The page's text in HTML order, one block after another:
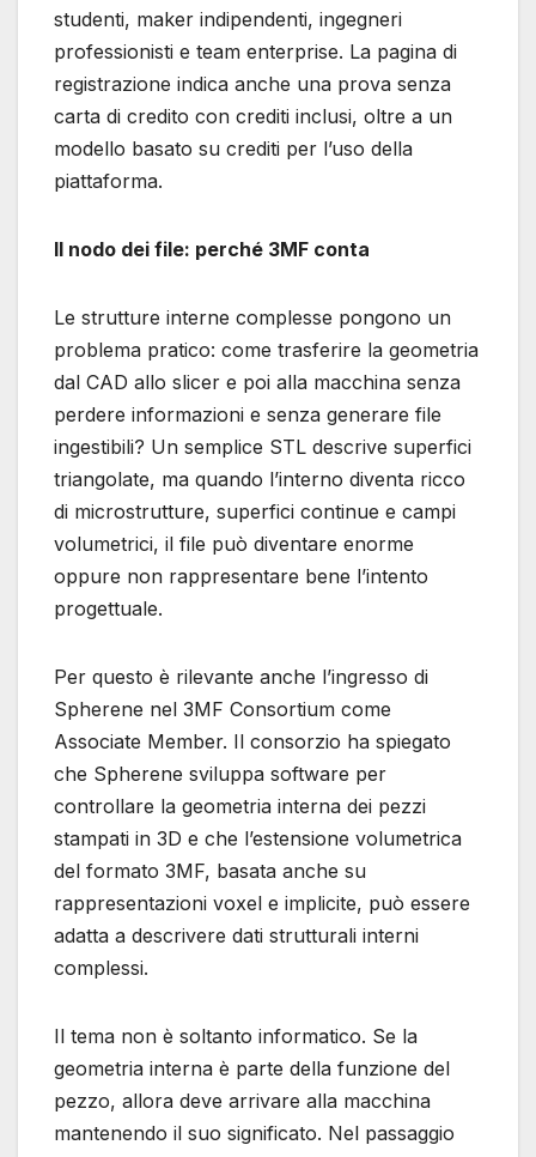
studenti, maker indipendenti, ingegneri
professionisti e team enterprise. La pagina di
registrazione indica anche una prova senza
carta di credito con crediti inclusi, oltre a un
modello basato su crediti per l’uso della
piattaforma.
Il nodo dei file: perché 3MF conta
Le strutture interne complesse pongono un
problema pratico: come trasferire la geometria
dal CAD allo slicer e poi alla macchina senza
perdere informazioni e senza generare file
ingestibili? Un semplice STL descrive superfici
triangolate, ma quando l’interno diventa ricco
di microstrutture, superfici continue e campi
volumetrici, il file può diventare enorme
oppure non rappresentare bene l’intento
progettuale.
Per questo è rilevante anche l’ingresso di
Spherene nel 3MF Consortium come
Associate Member. Il consorzio ha spiegato
che Spherene sviluppa software per
controllare la geometria interna dei pezzi
stampati in 3D e che l’estensione volumetrica
del formato 3MF, basata anche su
rappresentazioni voxel e implicite, può essere
adatta a descrivere dati strutturali interni
complessi.
Il tema non è soltanto informatico. Se la
geometria interna è parte della funzione del
pezzo, allora deve arrivare alla macchina
mantenendo il suo significato. Nel passaggio